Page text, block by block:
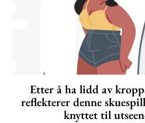
Etter å ha lidd av
reflekterer denne
knyttet til